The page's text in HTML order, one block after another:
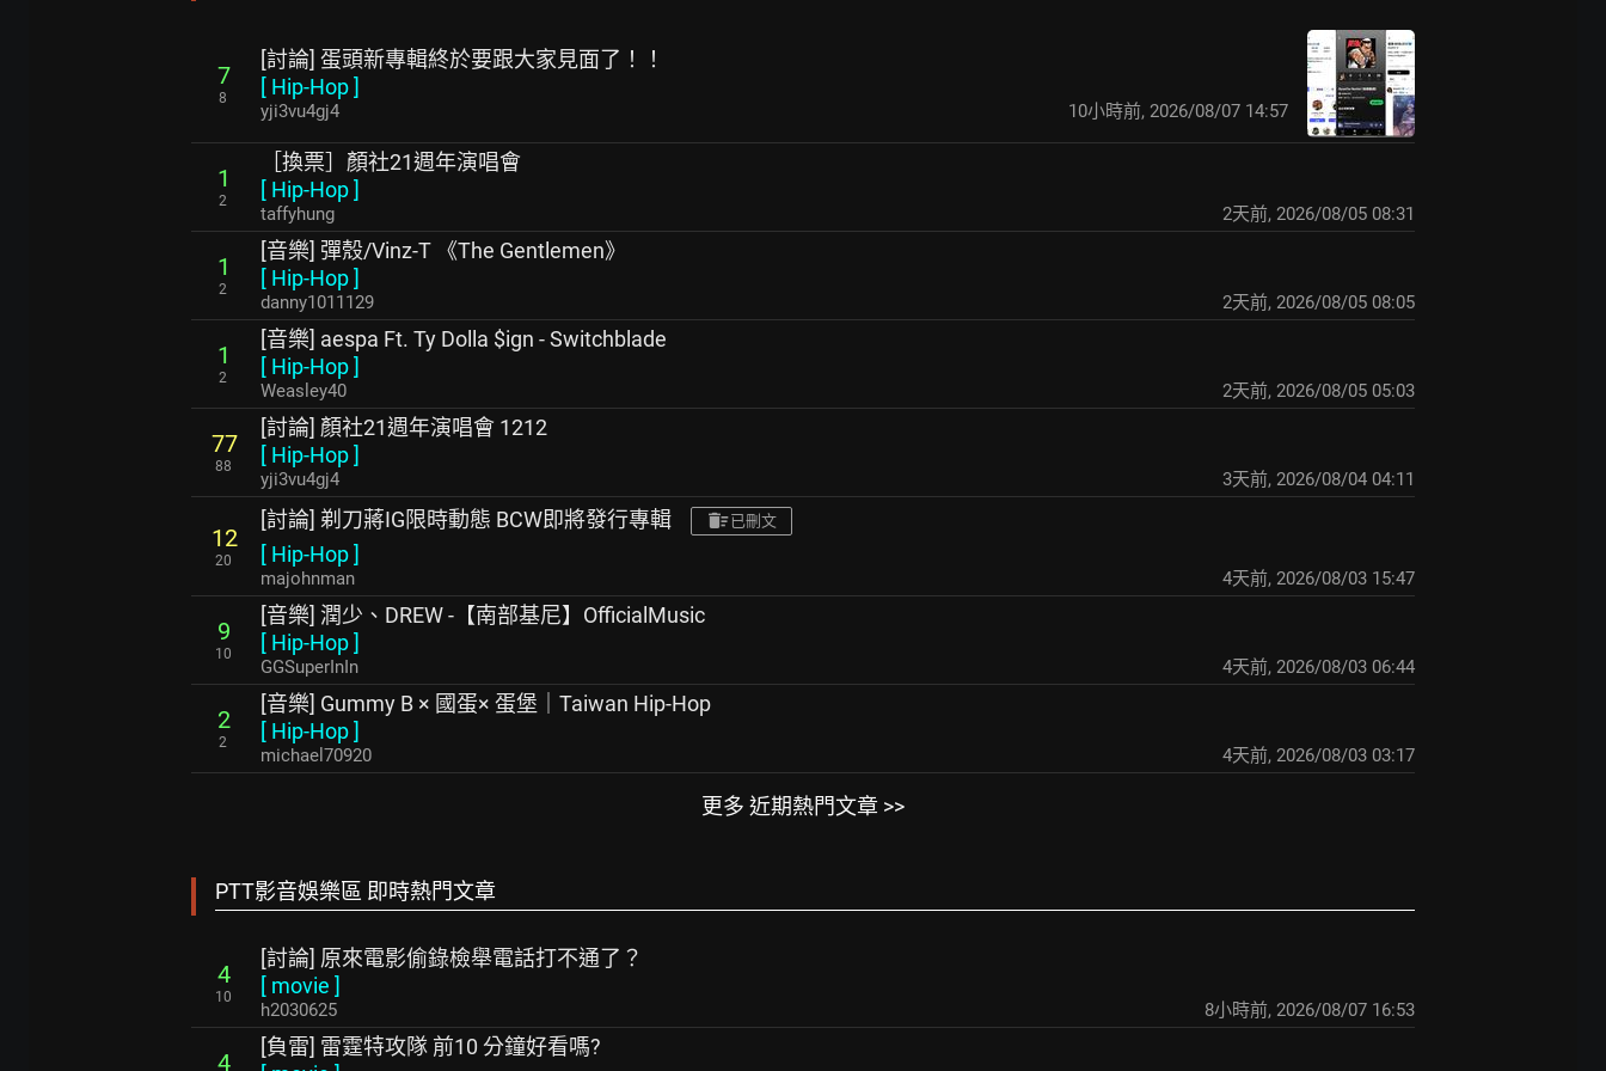
7
8
[討論] 蛋頭新專輯終於要跟大家見面了！！
[ Hip-Hop]
yji3vu4gj4 10小時前, 2026/08/07 14:57
1
2
［換票］顏社21週年演唱會
[ Hip-Hop]
taffyhung 2天前, 2026/08/05 08:31
1
2
[音樂] 彈殼/Vinz-T 《The Gentlemen》
[ Hip-Hop]
danny1011129 2天前, 2026/08/05 08:05
1
2
[音樂] aespa Ft. Ty Dolla $ign - Switchblade
[ Hip-Hop]
Weasley40 2天前, 2026/08/05 05:03
77
88
[討論] 顏社21週年演唱會 1212
[ Hip-Hop]
yji3vu4gj4 3天前, 2026/08/04 04:11
12
20
[討論] 剃刀蔣IG限時動態 BCW即將發行專輯 已刪文
[ Hip-Hop]
majohnman 4天前, 2026/08/03 15:47
9
10
[音樂] 潤少、DREW -【南部基尼】OfficialMusic
[ Hip-Hop]
GGSuperInIn 4天前, 2026/08/03 06:44
2
2
[音樂] Gummy B × 國蛋× 蛋堡｜Taiwan Hip-Hop
[ Hip-Hop]
michael70920 4天前, 2026/08/03 03:17
更多 近期熱門文章 >>
PTT影音娛樂區 即時熱門文章
4
10
[討論] 原來電影偷錄檢舉電話打不通了？
[ movie ]
h2030625 8小時前, 2026/08/07 16:53
4
[負雷] 雷霆特攻隊 前10 分鐘好看嗎?